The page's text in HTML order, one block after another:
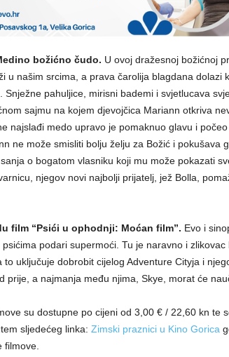
božićno čudo. U ovoj dražesnoj božićnoj
u našim srcima, a prava čarolija blagdana dolazi
Snježne pahuljice, mirisni bademi i svjetlucava
sajmu na kojem djevojčica Mariann otkriva
najslađi medo upravo je pomaknuo glavu i
ne može smisliti bolju želju za Božić i pokušava
o bogatom vlasniku koji mu može pokazati
njegov novi najbolji prijatelj, jež Bolla,
film “Psići u ophodnji: Moćan film”. Evo i
psićima podari supermoći. Tu je naravno i
to uključuje dobrobit cijelog Adventure Cityja i
prije, a najmanja među njima, Skye, morat će
su dostupne po cijeni od 3,00 € / 22,60 kn te
sljedećeg linka: Zimski praznici u Kino Gorica
filmove.